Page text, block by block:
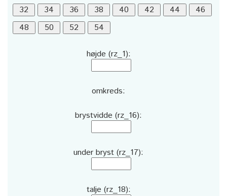
højde (rz_1):
omkreds:
brystvidde (rz_16):
under bryst (rz_17):
talje (rz_18):